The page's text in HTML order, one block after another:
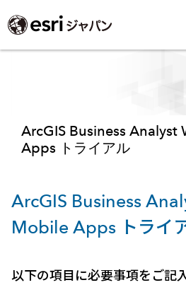
ArcGIS Business
Apps トライアル
ArcGIS Business
Mobile Apps トライ
以下の項目に必要事項をご記